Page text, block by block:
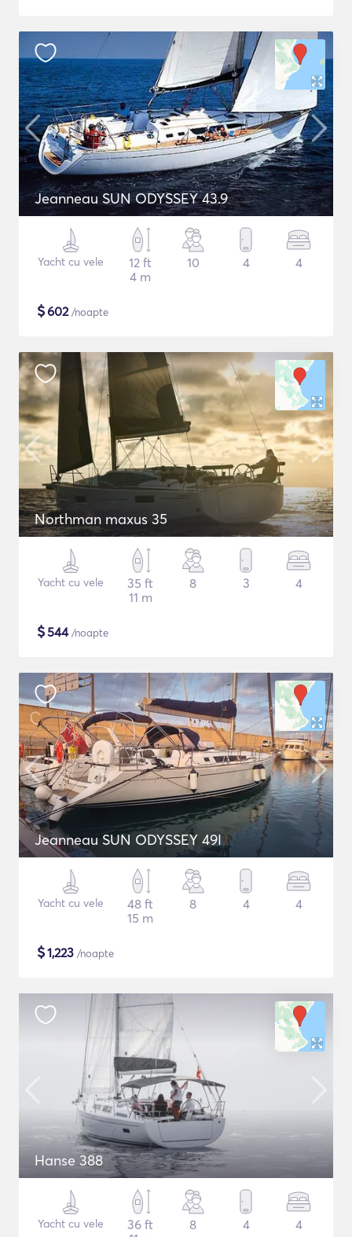
Jeanneau SUN ODYSSEY 43.9
Yacht cu vele
12 ft
4 m
10 4 4
$602/noapte
Northman maxus 35
Yacht cu vele
35 ft
11 m
8 3 4
$544/noapte
Jeanneau SUN ODYSSEY 49I
Yacht cu vele
48 ft
15 m
8 4 4
$1,223 /noapte
Hanse 388
Yacht cu vele
36 ft
8 4 4